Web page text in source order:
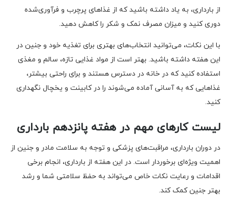
از بارداری، به یاد داشته باشید که از غذاهای پرچرب و فرآوری‌شده
دوری کنید و میزان مصرف نمک و شکر را کاهش دهید.
با این نکات، می‌توانید انتخاب‌های بهتری برای تغذیه خود و جنین در
این هفته داشته باشید. بهتر است از مواد غذایی تازه، سالم و مغذی
استفاده کنید که در خانه در دسترس هستند و برای راحتی بیشتر،
غذاهایی که به آسانی آماده می‌شوند را در کابینت و یخچال نگهداری
کنید.
لیست کارهای مهم در هفته پانزدهم بارداری
در دوران بارداری، مراقبت‌های پزشکی و توجه به سلامت مادر و جنین از
اهمیت ویژه‌ای برخوردار است. در این هفته از بارداری، انجام برخی
اقدامات و رعایت نکات خاص می‌تواند به حفظ سلامتی شما و رشد
بهتر جنین کمک کند.